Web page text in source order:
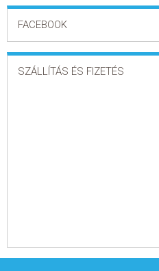
FACEBOOK
SZÁLLÍTÁS ÉS FIZETÉS